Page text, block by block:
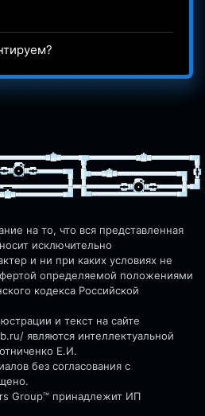
на то, что вся представленная
исключительно
и ни при каких условиях не
определяемой положениями
кодекса Российской
и текст на сайте
являются интеллектуальной
Е.И.
без согласования с
Group™ принадлежит ИП